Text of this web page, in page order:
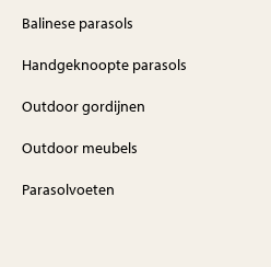
Balinese parasols
Handgeknoopte parasols
Outdoor gordijnen
Outdoor meubels
Parasolvoeten